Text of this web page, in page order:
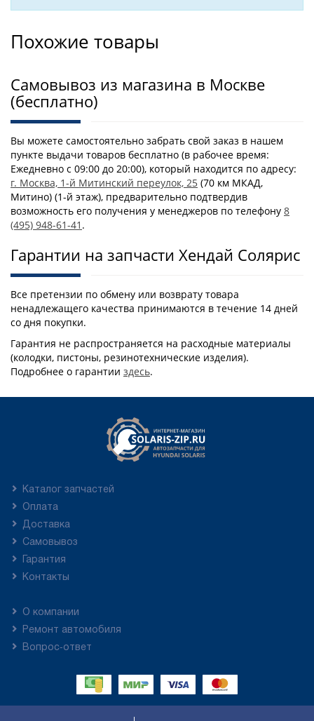
Похожие товары
Самовывоз из магазина в Москве
(бесплатно)
Вы можете самостоятельно забрать свой заказ в нашем
пункте выдачи товаров бесплатно (в рабочее время:
Ежедневно с 09:00 до 20:00), который находится по адресу:
г. Москва, 1-й Митинский переулок, 25 (70 км МКАД,
Митино) (1-й этаж), предварительно подтвердив
возможность его получения у менеджеров по телефону 8
(495) 948-61-41 .
Гарантии на запчасти Хендай Солярис
Все претензии по обмену или возврату товара
ненадлежащего качества принимаются в течение 14 дней
со дня покупки.
Гарантия не распространяется на расходные материалы
(колодки, пистоны, резинотехнические изделия).
Подробнее о гарантии здесь.
Каталог запчастей
Оплата
Доставка
Самовывоз
Гарантия
Контакты
О компании
Ремонт автомобиля
Вопрос-ответ